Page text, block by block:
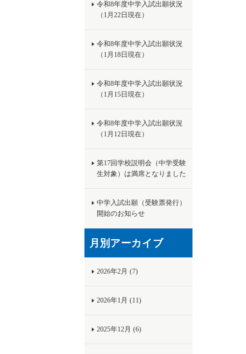
令和8年度中学入試出願状況
（1月22日現在）
令和8年度中学入試出願状況
（1月18日現在）
令和8年度中学入試出願状況
（1月15日現在）
令和8年度中学入試出願状況
（1月12日現在）
第17回学校説明会（中学受験
生対象）は満席となりました
中学入試出願（受験票発行）
開始のお知らせ
月別アーカイブ
2026年2月 (7)
2026年1月 (11)
2025年12月 (6)